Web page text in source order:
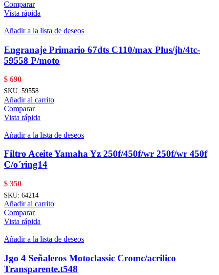
Comparar
Vista rápida
Añadir a la lista de deseos
Engranaje Primario 67dts C110/max Plus/jh/4tc-
59558 P/moto
$ 690
SKU: 59558
Añadir al carrito
Comparar
Vista rápida
Añadir a la lista de deseos
Filtro Aceite Yamaha Yz 250f/450f/wr 250f/wr 450f
C/o´ring14
$ 350
SKU: 64214
Añadir al carrito
Comparar
Vista rápida
Añadir a la lista de deseos
Jgo 4 Señaleros Motoclassic Cromc/acrilico
Transparente.t548